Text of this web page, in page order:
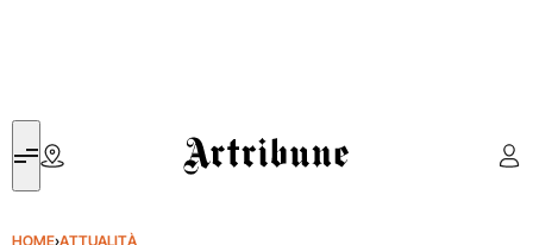
Artribune
HOME›ATTUALITÀ